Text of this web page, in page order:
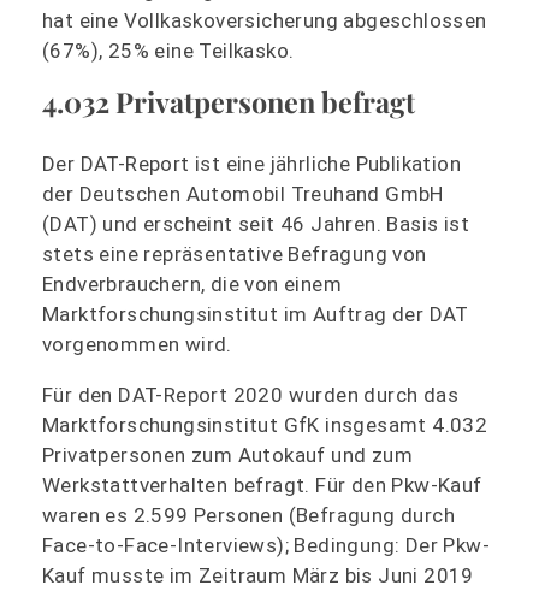
hat eine Vollkaskoversicherung abgeschlossen
(67%), 25% eine Teilkasko.
4.032 Privatpersonen befragt
Der DAT-Report ist eine jährliche Publikation
der Deutschen Automobil Treuhand GmbH
(DAT) und erscheint seit 46 Jahren. Basis ist
stets eine repräsentative Befragung von
Endverbrauchern, die von einem
Marktforschungsinstitut im Auftrag der DAT
vorgenommen wird.
Für den DAT-Report 2020 wurden durch das
Marktforschungsinstitut GfK insgesamt 4.032
Privatpersonen zum Autokauf und zum
Werkstattverhalten befragt. Für den Pkw-Kauf
waren es 2.599 Personen (Befragung durch
Face-to-Face-Interviews); Bedingung: Der Pkw-
Kauf musste im Zeitraum März bis Juni 2019